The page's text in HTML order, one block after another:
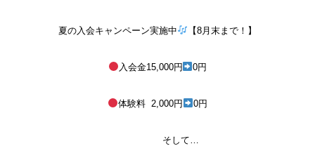
夏の入会キャンペーン実施中 【8月末まで！】
入会金15,000円 0円
体験料 2,000円 0円
そして…